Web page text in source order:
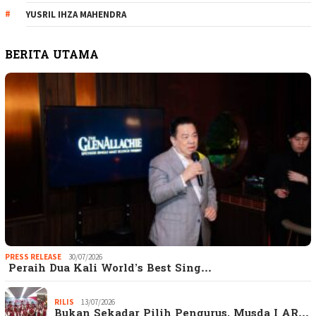
YUSRIL IHZA MAHENDRA
BERITA UTAMA
PRESS RELEASE 30/07/2026
Peraih Dua Kali World’s Best Sing…
RILIS 13/07/2026